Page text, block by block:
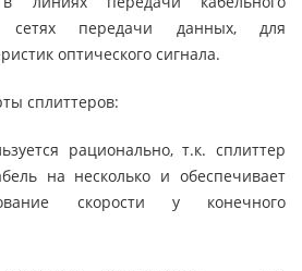
сетях передачи данных, для
оптического сигнала.
сплиттеров:
рационально, т.к. сплиттер
на несколько и обеспечивает
скорости у конечного